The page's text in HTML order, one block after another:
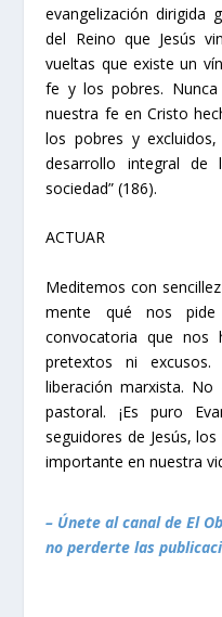
evangelización dirigida
del Reino que Jesús
vueltas que existe un
fe y los pobres.
nuestra fe en Cristo
los pobres y
desarrollo integral de
sociedad”(186).
ACTUAR
Meditemos con
mente qué nos
convocatoria que nos
pretextos ni
liberación marxista.
pastoral. ¡Es puro
seguidores de Jesús,
importante en nuestra
– Únete al canal de El
no perderte las